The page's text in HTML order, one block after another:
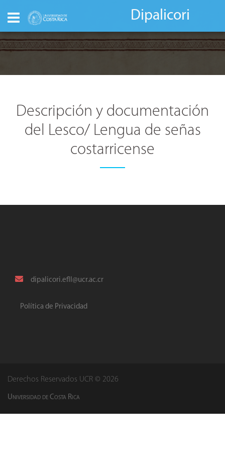
Dipalicori
Descripción y documentación
del Lesco/ Lengua de señas
costarricense
dipalicori.efll@ucr.ac.cr
Política de Privacidad
Derechos Reservados UCR © 2026
Universidad de Costa Rica